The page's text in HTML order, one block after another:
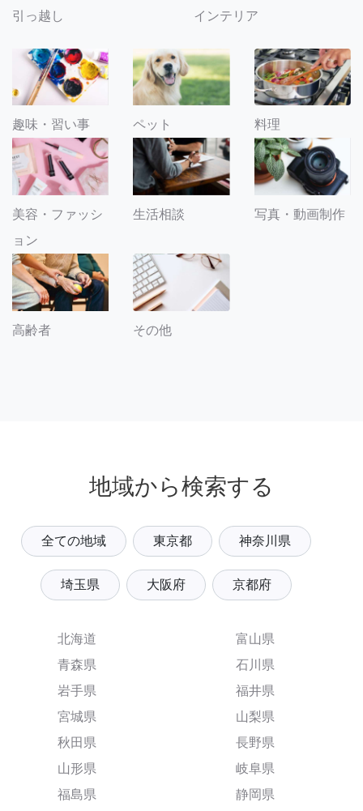
引っ越し インテリア
趣味・習い事 ペット 料理
美容・ファッシ
ョン
生活相談 写真・動画制作
高齢者 その他
地域から検索する
全ての地域 東京都 神奈川県
埼玉県 大阪府 京都府
北海道
青森県
岩手県
宮城県
秋田県
山形県
福島県
富山県
石川県
福井県
山梨県
長野県
岐阜県
静岡県